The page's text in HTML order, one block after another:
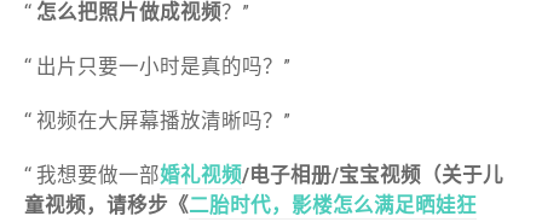
“ 怎么把照片做成视频？”
“ 出片只要一小时是真的吗？”
“ 视频在大屏幕播放清晰吗？”
“ 我想要做一部婚礼视频/电子相册/宝宝视频（关于儿
童视频，请移步《二胎时代，影楼怎么满足晒娃狂